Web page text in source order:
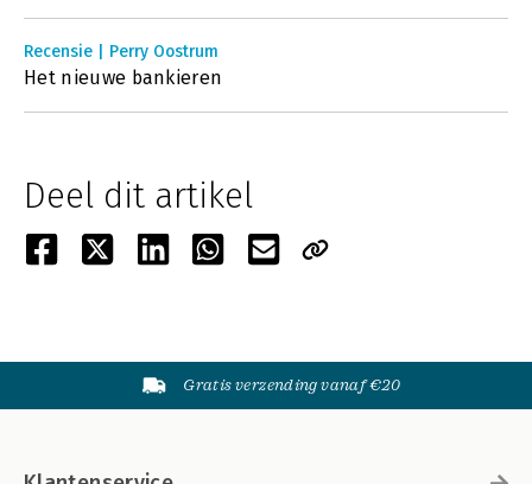
Recensie | Perry Oostrum
Het nieuwe bankieren
Deel dit artikel
Gratis verzending vanaf €20